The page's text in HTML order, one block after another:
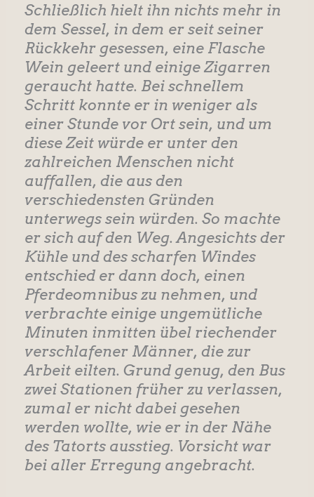
Schließlich hielt ihn nichts mehr in
dem Sessel, in dem er seit seiner
Rückkehr gesessen, eine Flasche
Wein geleert und einige Zigarren
geraucht hatte. Bei schnellem
Schritt konnte er in weniger als
einer Stunde vor Ort sein, und um
diese Zeit würde er unter den
zahlreichen Menschen nicht
auffallen, die aus den
verschiedensten Gründen
unterwegs sein würden. So machte
er sich auf den Weg. Angesichts der
Kühle und des scharfen Windes
entschied er dann doch, einen
Pferdeomnibus zu nehmen, und
verbrachte einige ungemütliche
Minuten inmitten übel riechender
verschlafener Männer, die zur
Arbeit eilten. Grund genug, den Bus
zwei Stationen früher zu verlassen,
zumal er nicht dabei gesehen
werden wollte, wie er in der Nähe
des Tatorts ausstieg. Vorsicht war
bei aller Erregung angebracht.